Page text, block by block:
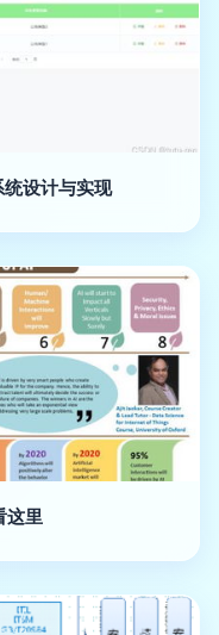
设计与实现
这里